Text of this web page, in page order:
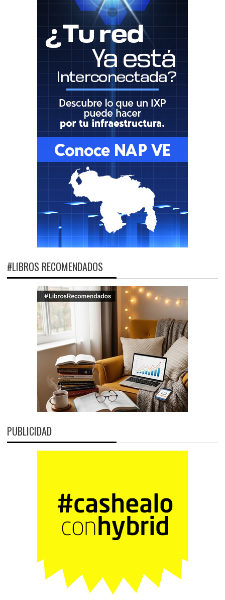
#LIBROS RECOMENDADOS
PUBLICIDAD